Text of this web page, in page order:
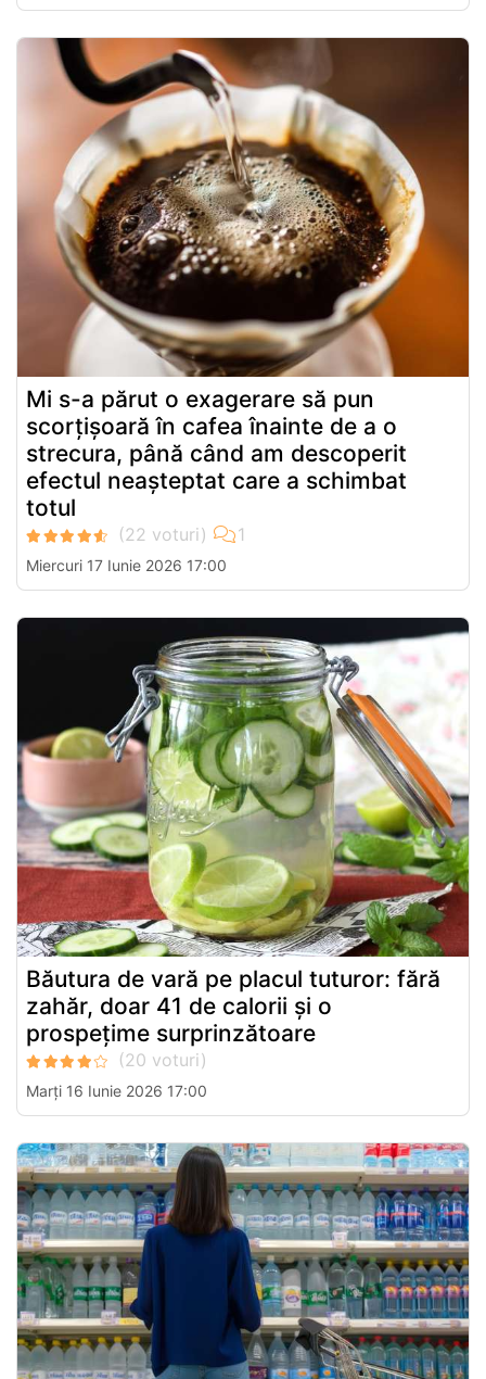
Mi s-a părut o exagerare să pun
scorțișoară în cafea înainte de a o
strecura, până când am descoperit
efectul neașteptat care a schimbat
totul
Miercuri 17 Iunie 2026 17:00
Băutura de vară pe placul tuturor: fără
zahăr, doar 41 de calorii și o
prospețime surprinzătoare
Marți 16 Iunie 2026 17:00